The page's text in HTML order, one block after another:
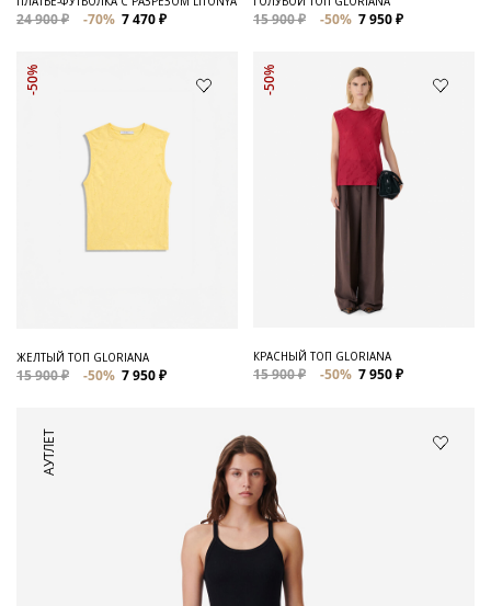
24 900 ₽ -70% 7 470 ₽ 15 900 ₽ -50% 7 950 ₽
-50%
ЖЕЛТЫЙ ТОП GLORIANA
15 900 ₽ -50% 7 950 ₽
-50%
КРАСНЫЙ ТОП GLORIANA
15 900 ₽ -50% 7 950 ₽
АУТЛЕТ